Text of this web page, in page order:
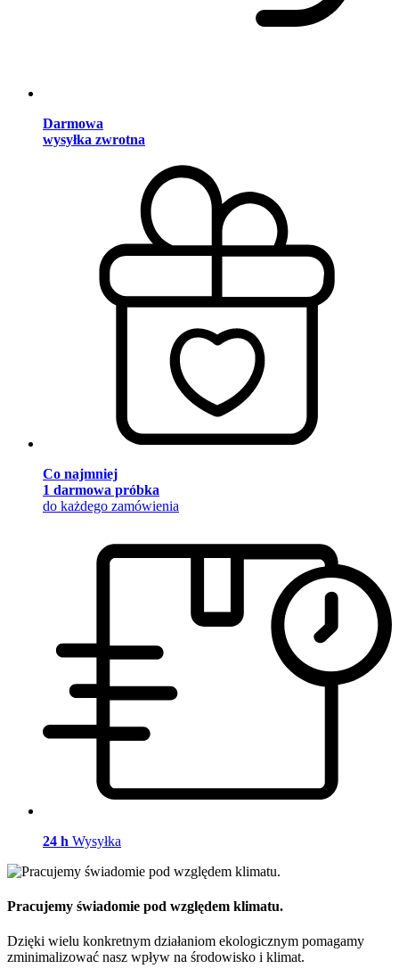
Darmowa
wysyłka zwrotna
Co najmniej
1 darmowa próbka
do każdego zamówienia
24 h Wysyłka
Pracujemy świadomie pod względem klimatu.
Dzięki wielu konkretnym działaniom ekologicznym pomagamy
zminimalizować nasz wpływ na środowisko i klimat.